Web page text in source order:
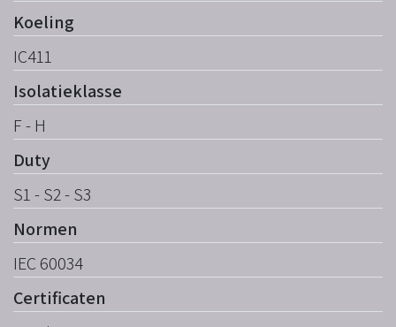
Koeling
IC411
Isolatieklasse
F - H
Duty
S1 - S2 - S3
Normen
IEC 60034
Certificaten